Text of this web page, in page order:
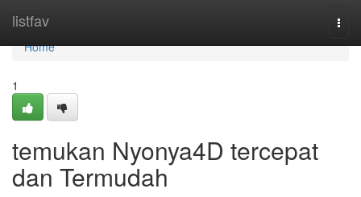
listfav
Home
Home
1
temukan Nyonya4D tercepat
dan Termudah